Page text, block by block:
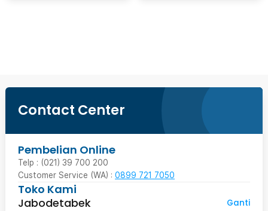
Contact Center
Pembelian Online
Telp : (021) 39 700 200
Customer Service (WA) : 0899 721 7050
Toko Kami
Jabodetabek
Ganti